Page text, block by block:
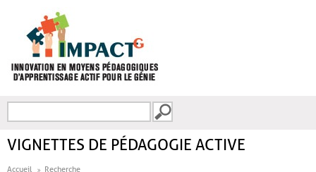
FORMULAIRE DE
VIGNETTES DE PÉDAGOGIE ACTIVE
Accueil Recherche